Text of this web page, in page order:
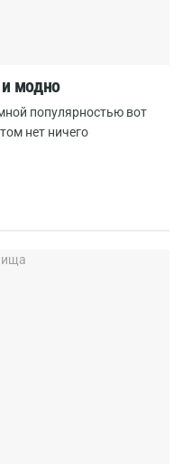
модно
популярностью вот
нет ничего